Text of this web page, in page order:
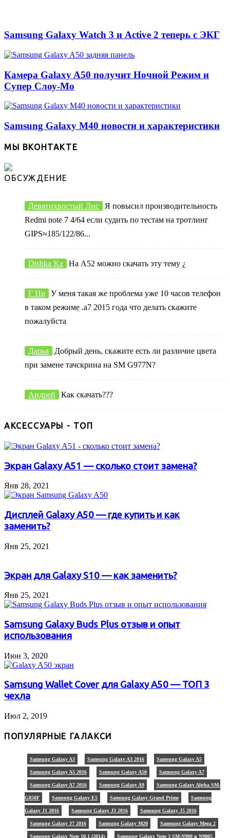
Samsung Galaxy Watch 3 и Active 2 теперь с ЭКГ
Камера Galaxy A50 получит Ночной Режим и
Супер Слоу-Мо
Samsung Galaxy M40 новости и характеристики
МЫ ВКОНТАКТЕ
ОБСУЖДЕНИЕ
Девятихвостый Лис
Я повысил производительность
Redmi note 7 4/64 если судить по тестам на тротлинг
GIPS≈185/122/86...
Dishka Kz На А52 можно скачать эту тему ¿
Г Нр
У меня такая же проблема уже 10 часов телефон
в таком режиме .а7 2015 года что делать скажите
пожалуйста
Дарья
Добрый день, скажите есть ли различие цвета
при замене тачскрина на SM G977N?
Андрей Как скачать???
АКСЕССУАРЫ - ТОП
Экран Galaxy A51 — сколько стоит замена?
Янв 28, 2021
Дисплей Galaxy A50 — где купить и как
заменить?
Янв 25, 2021
Экран для Galaxy S10 — как заменить?
Янв 25, 2021
Samsung Galaxy Buds Plus отзыв и опыт
использования
Июн 3, 2020
Samsung Wallet Cover для Galaxy A50 — ТОП 3
чехла
Июл 2, 2019
ПОПУЛЯРНЫЕ ГАЛАКСИ
Samsung Galaxy A3 Samsung Galaxy A3 2016 Samsung Galaxy A5
Samsung Galaxy A5 2016 Samsung Galaxy A50 Samsung Galaxy A7
Samsung Galaxy A7 2016 Samsung Galaxy A9 Samsung Galaxy Alpha SM-
G850F Samsung Galaxy E5 Samsung Galaxy Grand Prime Samsung
Galaxy J1 2016 Samsung Galaxy J3 2016 Samsung Galaxy J5 2016
Samsung Galaxy J7 2016 Samsung Galaxy M20 Samsung Galaxy Mega 2
Samsung Galaxy Note 10.1 (2014) Samsung Galaxy Note 3 SM-N900 и N9005